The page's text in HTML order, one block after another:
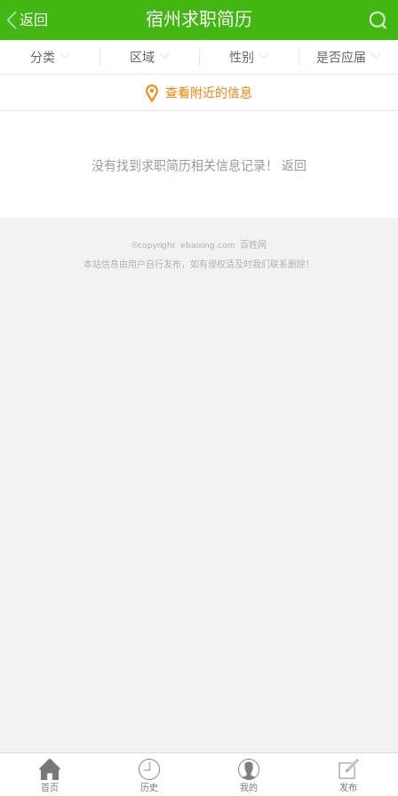
返回 宿州求职简历
首页 历史 我的 发布
分类 区域 性别 是否应届
查看附近的信息
没有找到求职简历相关信息记录！ 返回
©copyright ebaixing.com 百姓网
本站信息由用户自行发布，如有侵权请及时我们联系删除！